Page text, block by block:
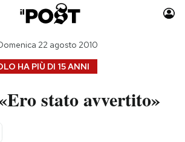
Auto
Moda
HA PIÙ DI 15 ANNI
22 agosto 2010
stato avvertito»